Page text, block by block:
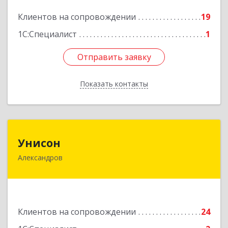
Клиентов на сопровождении
19
1С:Специалист
1
Отправить заявку
Показать контакты
Отправить заявку
Назад
Унисон
Александров
Клиентов на сопровождении
24
601650, Владимирская обл, Александровский р-
Подробнее